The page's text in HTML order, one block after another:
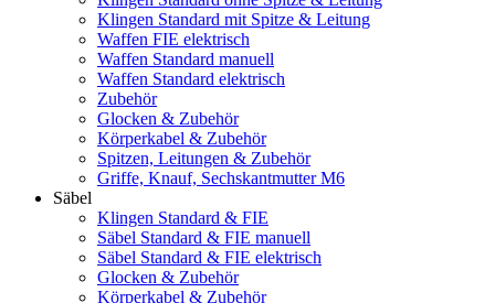
Klingen Standard mit Spitze & Leitung
Waffen FIE elektrisch
Waffen Standard manuell
Waffen Standard elektrisch
Zubehör
Glocken & Zubehör
Körperkabel & Zubehör
Spitzen, Leitungen & Zubehör
Griffe, Knauf, Sechskantmutter M6
Säbel
Klingen Standard & FIE
Säbel Standard & FIE manuell
Säbel Standard & FIE elektrisch
Glocken & Zubehör
Körperkabel & Zubehör